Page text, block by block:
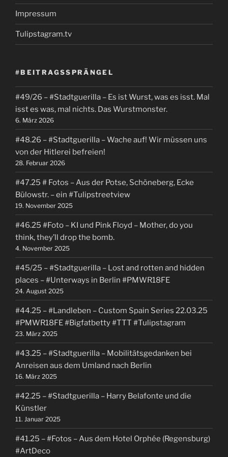
Impressum
Tulipstagram.tv
#BEITRAGSSPRÄNGEL
#49/26 – #Stadtguerilla – Es ist Wurst, was es isst. Mal
isst es was, mal nichts. Das Wurstmonster.
6. März 2026
#48.26 – #Stadtguerilla – Wache auf! Wir müssen uns
von der Hitlerei befreien!
28. Februar 2026
#47.25 # Fotos – Aus der Potse, Schöneberg, Ecke
Bülowstr. – ein #Tulipstreetview
19. November 2025
#46.25 #Foto – KI und Pink Floyd – Mother, do you
think, they’ll drop the bomb.
4. November 2025
#45/25 – #Stadtguerilla – Lost and rotten and hidden
places – #Unterways in Berlin #PMWR18FE
24. August 2025
#44.25 – #Landleben – Custom Spain Series 22.03.25
#PMWR18FE #Bigfatbetty #TTT #Tulipstagram
23. März 2025
#43.25 – #Stadtguerilla – Mobilitätsgedanken bei
Anreisen aus dem Umland nach Berlin
16. März 2025
#42.25 – #Stadtguerilla – Harry Belafonte und die
Künstler
11. Januar 2025
#41.25 – #Fotos – Aus dem Hotel Orphée (Regensburg)
#ArtDeco